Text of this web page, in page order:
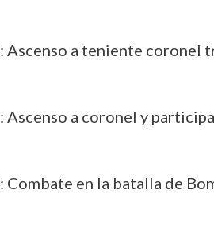
: Ascenso a teniente coronel
: Ascenso a coronel y
: Combate en la batalla de